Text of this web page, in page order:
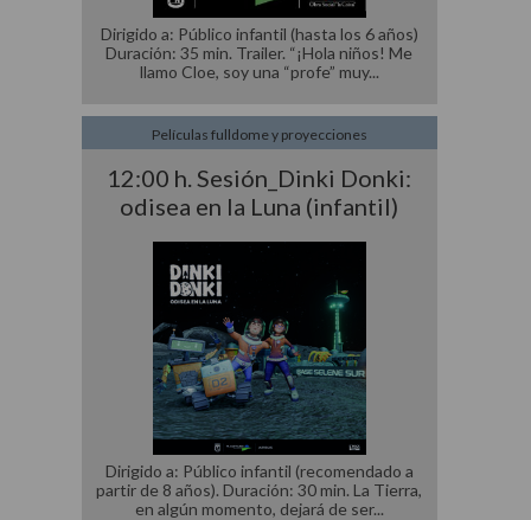
Dirigido a: Público infantil (hasta los 6 años)
Duración: 35 min. Trailer. “¡Hola niños! Me
llamo Cloe, soy una “profe” muy
12:00 h. Sesión_Dinki Donki:
odisea en la Luna (infantil)
Películas fulldome y proyecciones
Dirigido a: Público infantil (recomendado a
partir de 8 años). Duración: 30 min. La Tierra,
en algún momento, dejará de ser